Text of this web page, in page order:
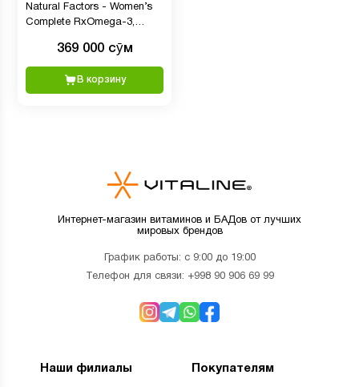
Natural Factors - Women’s
Complete RxOmega-3,
женщин RxOmega-3 300 мг
EPA/DHA, 120 мягких
369 000 сӯм
В корзину
Интернет-магазин витаминов и БАДов от лучших
мировых брендов
График работы: с 9:00 до 19:00
Телефон для связи: +998 90 906 69 99
Наши филиалы Покупателям